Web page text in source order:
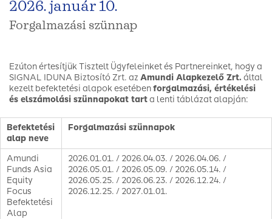
2026. január 10.
Forgalmazási szünnap
Ezúton értesítjük Tisztelt Ügyfeleinket és Partnereinket, hogy a
SIGNAL IDUNA Biztosító Zrt. az Amundi Alapkezelő Zrt. által
kezelt befektetési alapok esetébenforgalmazási, értékelési
és elszámolási szünnapokat tarta lenti táblázat alapján:
Befektetési
alap neve
Forgalmazási szünnapok
Amundi
Funds Asia
Equity
Focus
Befektetési
Alap
2026.01.01. / 2026.04.03. / 2026.04.06. /
2026.05.01. / 2026.05.09. / 2026.05.14. /
2026.05.25. / 2026.06.23. / 2026.12.24. /
2026.12.25. / 2027.01.01.